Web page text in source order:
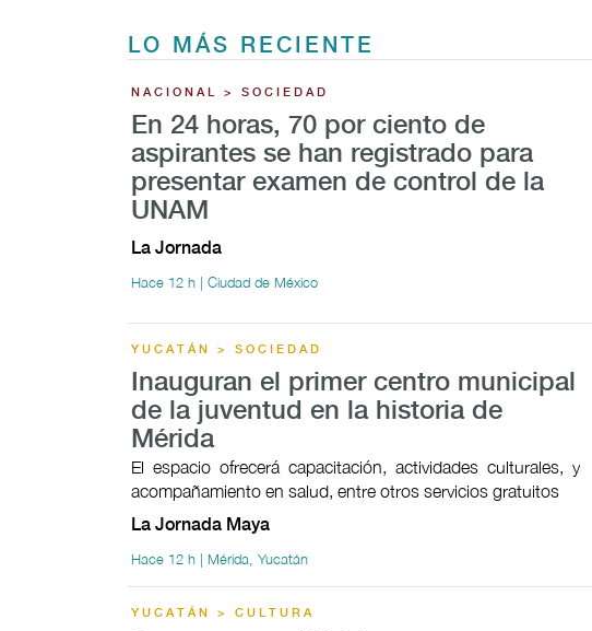
LO MÁS RECIENTE
NACIONAL > SOCIEDAD
En 24 horas, 70 por ciento de
aspirantes se han registrado para
presentar examen de control de la
UNAM
La Jornada
Hace 12 h | Ciudad de México
YUCATÁN > SOCIEDAD
Inauguran el primer centro municipal
de la juventud en la historia de
Mérida
El espacio ofrecerá capacitación, actividades culturales, y
acompañamiento en salud, entre otros servicios gratuitos
La Jornada Maya
Hace 12 h | Mérida, Yucatán
YUCATÁN > CULTURA